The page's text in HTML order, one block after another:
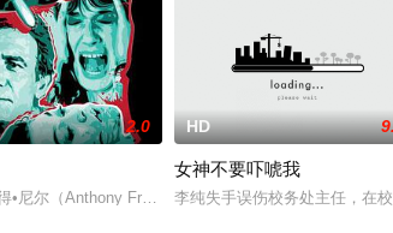
2.0
•尼尔（Anthony Franciosa 饰）善写恐怖惊悚小说，
HD
女神不要吓唬我
李纯失手误伤校务处主任，在